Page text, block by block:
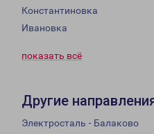
Константиновка
Ивановка
показать всё
Другие
Электросталь - Балаково